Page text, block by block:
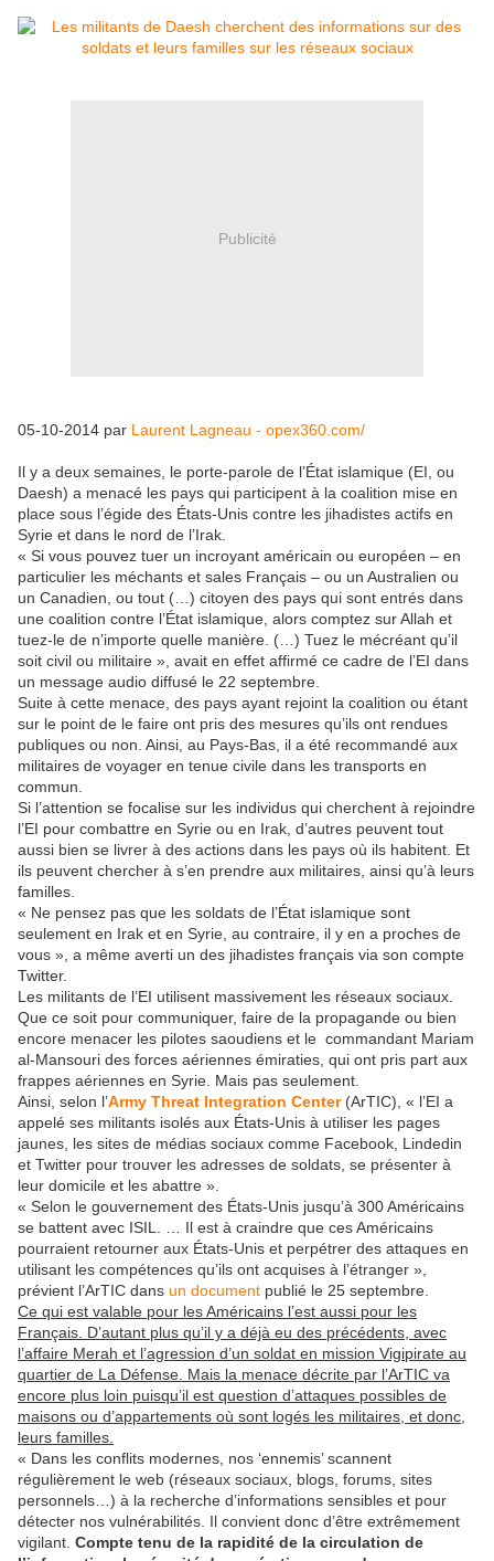
Publicité
05-10-2014 par Laurent Lagneau - opex360.com/
Il y a deux semaines, le porte-parole de l’État islamique (EI, ou
Daesh) a menacé les pays qui participent à la coalition mise en
place sous l’égide des États-Unis contre les jihadistes actifs en
Syrie et dans le nord de l’Irak.
« Si vous pouvez tuer un incroyant américain ou européen – en
particulier les méchants et sales Français – ou un Australien ou
un Canadien, ou tout (…) citoyen des pays qui sont entrés dans
une coalition contre l’État islamique, alors comptez sur Allah et
tuez-le de n’importe quelle manière. (…) Tuez le mécréant qu’il
soit civil ou militaire », avait en effet affirmé ce cadre de l’EI dans
un message audio diffusé le 22 septembre.
Suite à cette menace, des pays ayant rejoint la coalition ou étant
sur le point de le faire ont pris des mesures qu’ils ont rendues
publiques ou non. Ainsi, au Pays-Bas, il a été recommandé aux
militaires de voyager en tenue civile dans les transports en
commun.
Si l’attention se focalise sur les individus qui cherchent à rejoindre
l’EI pour combattre en Syrie ou en Irak, d’autres peuvent tout
aussi bien se livrer à des actions dans les pays où ils habitent. Et
ils peuvent chercher à s’en prendre aux militaires, ainsi qu’à leurs
familles.
« Ne pensez pas que les soldats de l’État islamique sont
seulement en Irak et en Syrie, au contraire, il y en a proches de
vous », a même averti un des jihadistes français via son compte
Twitter.
Les militants de l’EI utilisent massivement les réseaux sociaux.
Que ce soit pour communiquer, faire de la propagande ou bien
encore menacer les pilotes saoudiens et le commandant Mariam
al-Mansouri des forces aériennes émiraties, qui ont pris part aux
frappes aériennes en Syrie. Mais pas seulement.
Ainsi, selon l’Army Threat Integration Center (ArTIC), « l’EI a
appelé ses militants isolés aux États-Unis à utiliser les pages
jaunes, les sites de médias sociaux comme Facebook, Lindedin
et Twitter pour trouver les adresses de soldats, se présenter à
leur domicile et les abattre ».
« Selon le gouvernement des États-Unis jusqu’à 300 Américains
se battent avec ISIL. … Il est à craindre que ces Américains
pourraient retourner aux États-Unis et perpétrer des attaques en
utilisant les compétences qu’ils ont acquises à l’étranger »,
prévient l’ArTIC dans un document publié le 25 septembre.
Ce qui est valable pour les Américains l’est aussi pour les
Français. D’autant plus qu’il y a déjà eu des précédents, avec
l’affaire Merah et l’agression d’un soldat en mission Vigipirate au
quartier de La Défense. Mais la menace décrite par l’ArTIC va
encore plus loin puisqu’il est question d’attaques possibles de
maisons ou d’appartements où sont logés les militaires, et donc,
leurs familles.
« Dans les conflits modernes, nos ‘ennemis’ scannent
régulièrement le web (réseaux sociaux, blogs, forums, sites
personnels…) à la recherche d’informations sensibles et pour
détecter nos vulnérabilités. Il convient donc d’être extrêmement
vigilant. Compte tenu de la rapidité de la circulation de